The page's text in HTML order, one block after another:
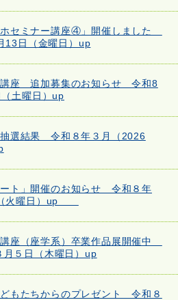
セミナー講座④」開催しました
13日（金曜日）up
講座 追加募集のお知らせ 令和8
土曜日）up
選結果 令和８年３月（2026
ート」開催のお知らせ 令和８年
（火曜日）up
座（座学系）卒業作品展開催中
５日（木曜日）up
もたちからのプレゼント 令和８